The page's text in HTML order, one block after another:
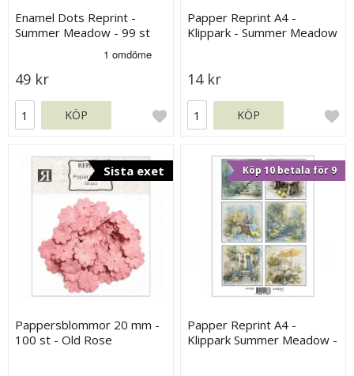
Enamel Dots Reprint -
Summer Meadow - 99 st
49 kr
KÖP
Papper Reprint A4 -
Klippark - Summer Meadow
14 kr
KÖP
Sista exet
Pappersblommor 20 mm -
100 st - Old Rose
Köp 10 betala för 9
Papper Reprint A4 -
Klippark Summer Meadow -